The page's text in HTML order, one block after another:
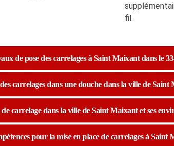
fil.
de pose des carrelages à Saint Maixant dans le
carrelages dans une douche dans la ville de Saint
carrelage dans la ville de Saint Maixant et ses
pour la mise en place de carrelages à Saint